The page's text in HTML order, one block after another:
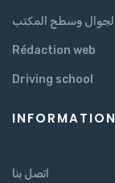
وسطح المكتب
Rédaction web
Driving school
اتصل بنا